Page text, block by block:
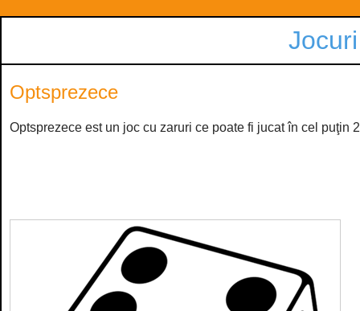
Optsprezece
Optsprezece est un joc cu zaruri ce poate fi jucat în cel puţin